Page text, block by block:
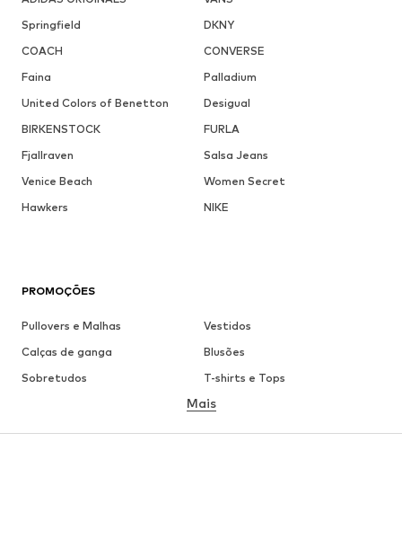
Springfield
DKNY
COACH
CONVERSE
Faina
Palladium
United Colors of Benetton
Desigual
BIRKENSTOCK
FURLA
Fjallraven
Salsa Jeans
Venice Beach
Women Secret
Hawkers
NIKE
PROMOÇÕES
Pullovers e Malhas
Vestidos
Calças de ganga
Blusões
Sobretudos
T-shirts e Tops
Roupa interior
Saias
Blusas e Túnicas
Mais